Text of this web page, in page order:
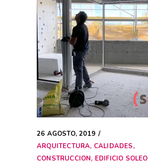
26 AGOSTO, 2019
ARQUITECTURA, CALIDADES,
CONSTRUCCION, EDIFICIO SOLEO